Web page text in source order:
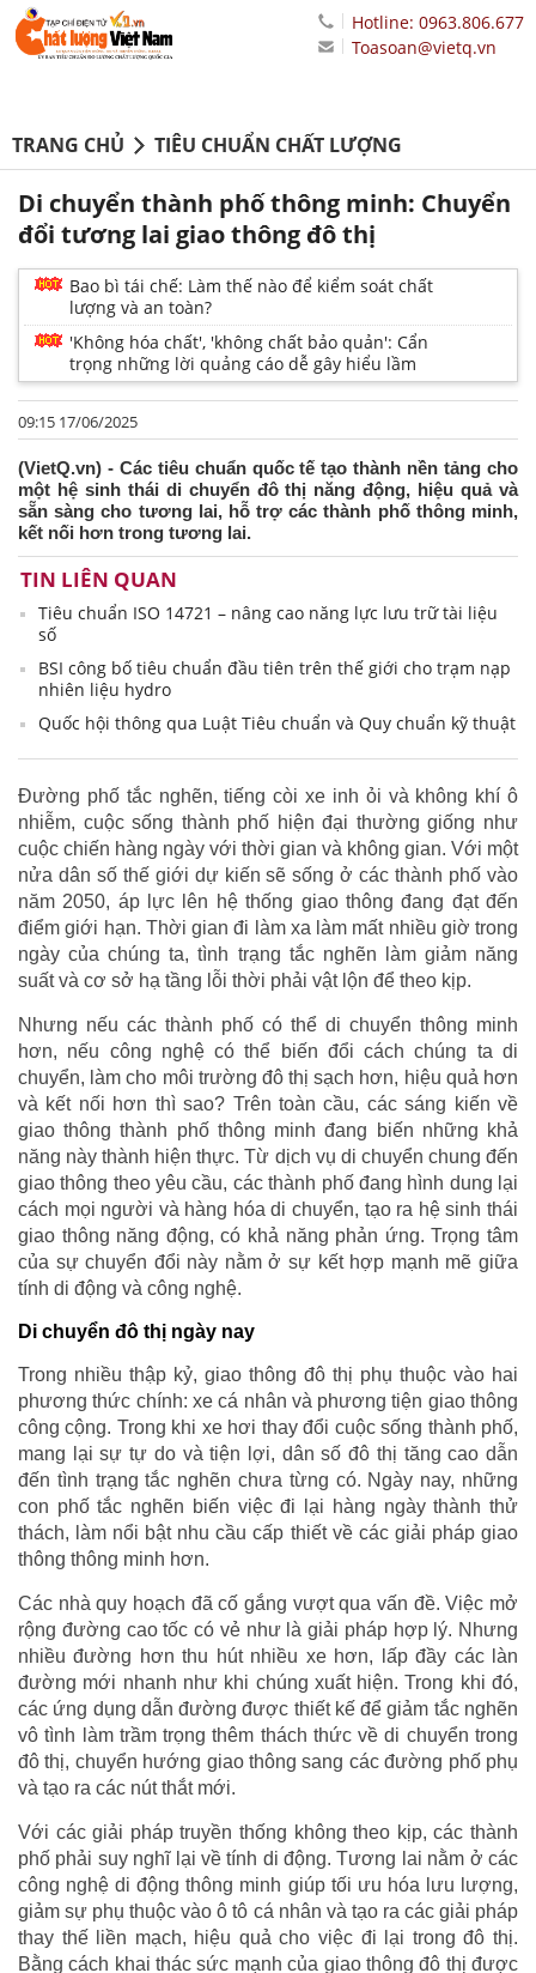
Hotline: 0963.806.677
Toasoan@vietq.vn
TRANG CHỦ TIÊU CHUẨN CHẤT LƯỢNG
Di chuyển thành phố thông minh: Chuyển
đổi tương lai giao thông đô thị
Bao bì tái chế: Làm thế nào để kiểm soát chất
lượng và an toàn?
'Không hóa chất', 'không chất bảo quản': Cẩn
trọng những lời quảng cáo dễ gây hiểu lầm
09:15 17/06/2025
(VietQ.vn) - Các tiêu chuẩn quốc tế tạo thành nền tảng cho
một hệ sinh thái di chuyển đô thị năng động, hiệu quả và
sẵn sàng cho tương lai, hỗ trợ các thành phố thông minh,
kết nối hơn trong tương lai.
TIN LIÊN QUAN
Tiêu chuẩn ISO 14721 – nâng cao năng lực lưu trữ tài liệu
số
BSI công bố tiêu chuẩn đầu tiên trên thế giới cho trạm nạp
nhiên liệu hydro
Quốc hội thông qua Luật Tiêu chuẩn và Quy chuẩn kỹ thuật
Đường phố tắc nghẽn, tiếng còi xe inh ỏi và không khí ô
nhiễm, cuộc sống thành phố hiện đại thường giống như
cuộc chiến hàng ngày với thời gian và không gian. Với một
nửa dân số thế giới dự kiến sẽ sống ở các thành phố vào
năm 2050, áp lực lên hệ thống giao thông đang đạt đến
điểm giới hạn. Thời gian đi làm xa làm mất nhiều giờ trong
ngày của chúng ta, tình trạng tắc nghẽn làm giảm năng
suất và cơ sở hạ tầng lỗi thời phải vật lộn để theo kịp.
Nhưng nếu các thành phố có thể di chuyển thông minh
hơn, nếu công nghệ có thể biến đổi cách chúng ta di
chuyển, làm cho môi trường đô thị sạch hơn, hiệu quả hơn
và kết nối hơn thì sao? Trên toàn cầu, các sáng kiến về
giao thông thành phố thông minh đang biến những khả
năng này thành hiện thực. Từ dịch vụ di chuyển chung đến
giao thông theo yêu cầu, các thành phố đang hình dung lại
cách mọi người và hàng hóa di chuyển, tạo ra hệ sinh thái
giao thông năng động, có khả năng phản ứng. Trọng tâm
của sự chuyển đổi này nằm ở sự kết hợp mạnh mẽ giữa
tính di động và công nghệ.
Di chuyển đô thị ngày nay
Trong nhiều thập kỷ, giao thông đô thị phụ thuộc vào hai
phương thức chính: xe cá nhân và phương tiện giao thông
công cộng. Trong khi xe hơi thay đổi cuộc sống thành phố,
mang lại sự tự do và tiện lợi, dân số đô thị tăng cao dẫn
đến tình trạng tắc nghẽn chưa từng có. Ngày nay, những
con phố tắc nghẽn biến việc đi lại hàng ngày thành thử
thách, làm nổi bật nhu cầu cấp thiết về các giải pháp giao
thông thông minh hơn.
Các nhà quy hoạch đã cố gắng vượt qua vấn đề. Việc mở
rộng đường cao tốc có vẻ như là giải pháp hợp lý. Nhưng
nhiều đường hơn thu hút nhiều xe hơn, lấp đầy các làn
đường mới nhanh như khi chúng xuất hiện. Trong khi đó,
các ứng dụng dẫn đường được thiết kế để giảm tắc nghẽn
vô tình làm trầm trọng thêm thách thức về di chuyển trong
đô thị, chuyển hướng giao thông sang các đường phố phụ
và tạo ra các nút thắt mới.
Với các giải pháp truyền thống không theo kịp, các thành
phố phải suy nghĩ lại về tính di động. Tương lai nằm ở các
công nghệ di động thông minh giúp tối ưu hóa lưu lượng,
giảm sự phụ thuộc vào ô tô cá nhân và tạo ra các giải pháp
thay thế liền mạch, hiệu quả cho việc đi lại trong đô thị.
Bằng cách khai thác sức mạnh của giao thông đô thị được